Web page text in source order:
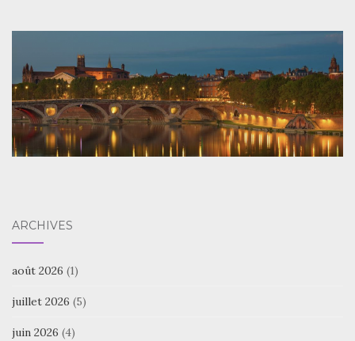
ARCHIVES
août 2026 (1)
juillet 2026 (5)
juin 2026 (4)